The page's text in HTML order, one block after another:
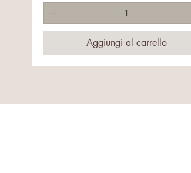
Aggiungi al carrello